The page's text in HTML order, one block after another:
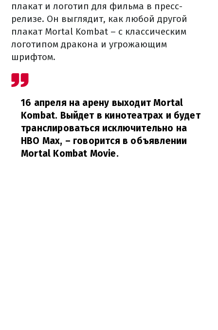
плакат и логотип для фильма в пресс-
релизе. Он выглядит, как любой другой
плакат Mortal Kombat – с классическим
логотипом дракона и угрожающим
шрифтом.
16 апреля на арену выходит Mortal
Kombat. Выйдет в кинотеатрах и будет
транслироваться исключительно на
HBO Max, – говорится в объявлении
Mortal Kombat Movie.